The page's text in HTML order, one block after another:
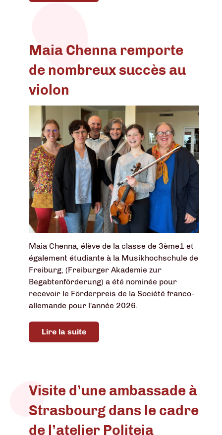
Maia Chenna remporte
de nombreux succès au
violon
Maia Chenna, élève de la classe de 3ème1 et
également étudiante à la Musikhochschule de
Freiburg, (Freiburger Akademie zur
Begabtenförderung) a été nominée pour
recevoir le Förderpreis de la Société franco-
allemande pour l'année 2026.
Lire la suite
Visite d’une ambassade à
Strasbourg dans le cadre
de l’atelier Politeia